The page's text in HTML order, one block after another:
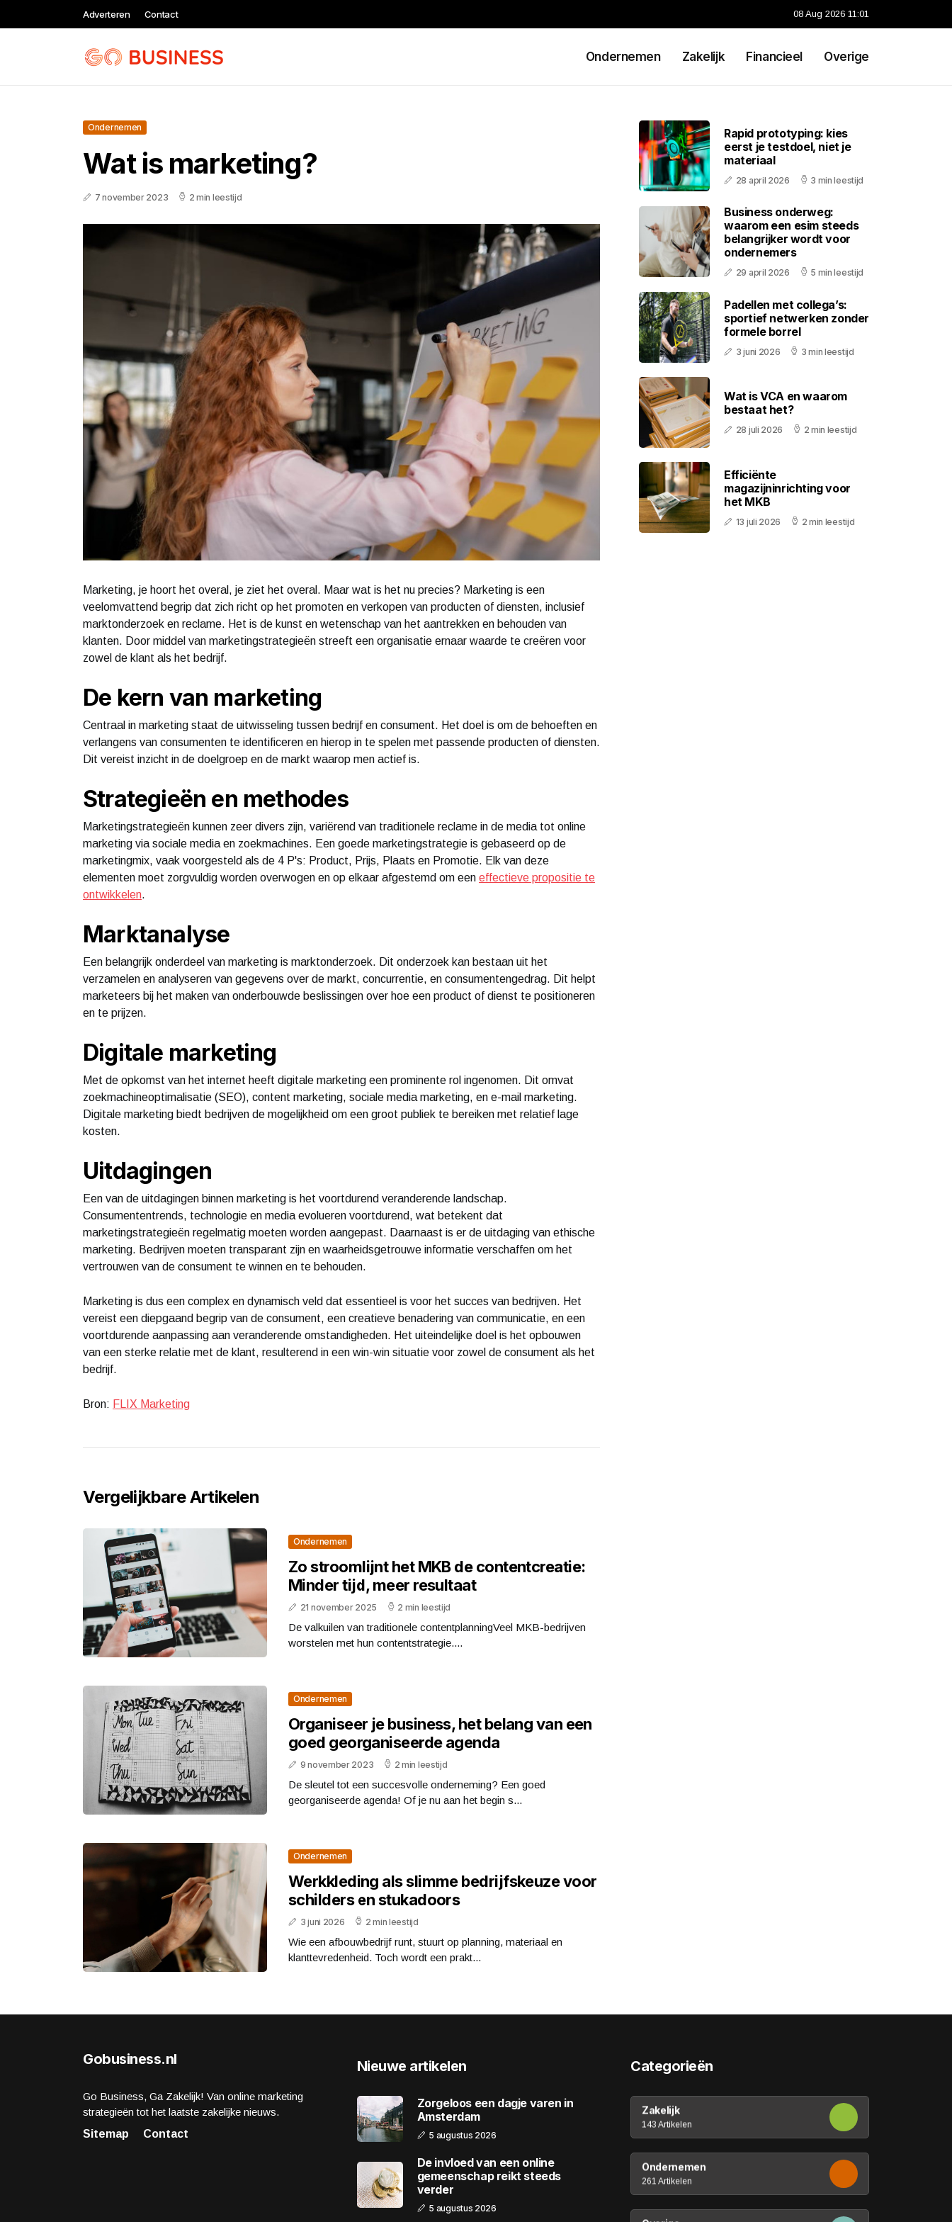
Adverteren Contact 08 Aug 2026 11:01
Ondernemen Zakelijk Financieel Overige
Ondernemen
Wat is marketing?
7 november 2023 2 min leestijd
Marketing, je hoort het overal, je ziet het overal. Maar wat is het nu precies? Marketing is een
veelomvattend begrip dat zich richt op het promoten en verkopen van producten of diensten, inclusief
marktonderzoek en reclame. Het is de kunst en wetenschap van het aantrekken en behouden van
klanten. Door middel van marketingstrategieën streeft een organisatie ernaar waarde te creëren voor
zowel de klant als het bedrijf.
De kern van marketing
Centraal in marketing staat de uitwisseling tussen bedrijf en consument. Het doel is om de behoeften en
verlangens van consumenten te identificeren en hierop in te spelen met passende producten of diensten.
Dit vereist inzicht in de doelgroep en de markt waarop men actief is.
Strategieën en methodes
Marketingstrategieën kunnen zeer divers zijn, variërend van traditionele reclame in de media tot online
marketing via sociale media en zoekmachines. Een goede marketingstrategie is gebaseerd op de
marketingmix, vaak voorgesteld als de 4 P's: Product, Prijs, Plaats en Promotie. Elk van deze
elementen moet zorgvuldig worden overwogen en op elkaar afgestemd om een effectieve propositie te
ontwikkelen.
Marktanalyse
Een belangrijk onderdeel van marketing is marktonderzoek. Dit onderzoek kan bestaan uit het
verzamelen en analyseren van gegevens over de markt, concurrentie, en consumentengedrag. Dit helpt
marketeers bij het maken van onderbouwde beslissingen over hoe een product of dienst te positioneren
en te prijzen.
Digitale marketing
Met de opkomst van het internet heeft digitale marketing een prominente rol ingenomen. Dit omvat
zoekmachineoptimalisatie (SEO), content marketing, sociale media marketing, en e-mail marketing.
Digitale marketing biedt bedrijven de mogelijkheid om een groot publiek te bereiken met relatief lage
kosten.
Uitdagingen
Een van de uitdagingen binnen marketing is het voortdurend veranderende landschap.
Consumententrends, technologie en media evolueren voortdurend, wat betekent dat
marketingstrategieën regelmatig moeten worden aangepast. Daarnaast is er de uitdaging van ethische
marketing. Bedrijven moeten transparant zijn en waarheidsgetrouwe informatie verschaffen om het
vertrouwen van de consument te winnen en te behouden.
Marketing is dus een complex en dynamisch veld dat essentieel is voor het succes van bedrijven. Het
vereist een diepgaand begrip van de consument, een creatieve benadering van communicatie, en een
voortdurende aanpassing aan veranderende omstandigheden. Het uiteindelijke doel is het opbouwen
van een sterke relatie met de klant, resulterend in een win-win situatie voor zowel de consument als het
bedrijf.
Bron: FLIX Marketing
Vergelijkbare Artikelen
Ondernemen
Zo stroomlijnt het MKB de contentcreatie:
Minder tijd, meer resultaat
21 november 2025 2 min leestijd
De valkuilen van traditionele contentplanningVeel MKB-bedrijven
worstelen met hun contentstrategie....
Ondernemen
Organiseer je business, het belang van een
goed georganiseerde agenda
9 november 2023 2 min leestijd
De sleutel tot een succesvolle onderneming? Een goed
georganiseerde agenda! Of je nu aan het begin s...
Ondernemen
Werkkleding als slimme bedrijfskeuze voor
schilders en stukadoors
3 juni 2026 2 min leestijd
Wie een afbouwbedrijf runt, stuurt op planning, materiaal en
klanttevredenheid. Toch wordt een prakt...
Rapid prototyping: kies
eerst je testdoel, niet je
materiaal
28 april 2026 3 min leestijd
Business onderweg:
waarom een esim steeds
belangrijker wordt voor
ondernemers
29 april 2026 5 min leestijd
Padellen met collega’s:
sportief netwerken zonder
formele borrel
3 juni 2026 3 min leestijd
Wat is VCA en waarom
bestaat het?
28 juli 2026 2 min leestijd
Efficiënte
magazijninrichting voor
het MKB
13 juli 2026 2 min leestijd
Gobusiness.nl
Go Business, Ga Zakelijk! Van online marketing
strategieën tot het laatste zakelijke nieuws.
Sitemap
Contact
Nieuwe artikelen
Zorgeloos een dagje varen in
Amsterdam
5 augustus 2026
De invloed van een online
gemeenschap reikt steeds
verder
5 augustus 2026
Categorieën
Zakelijk
143 Artikelen
Ondernemen
261 Artikelen